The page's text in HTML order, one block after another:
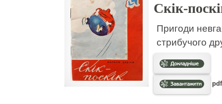
Скік-
Пригоди
стрибучого